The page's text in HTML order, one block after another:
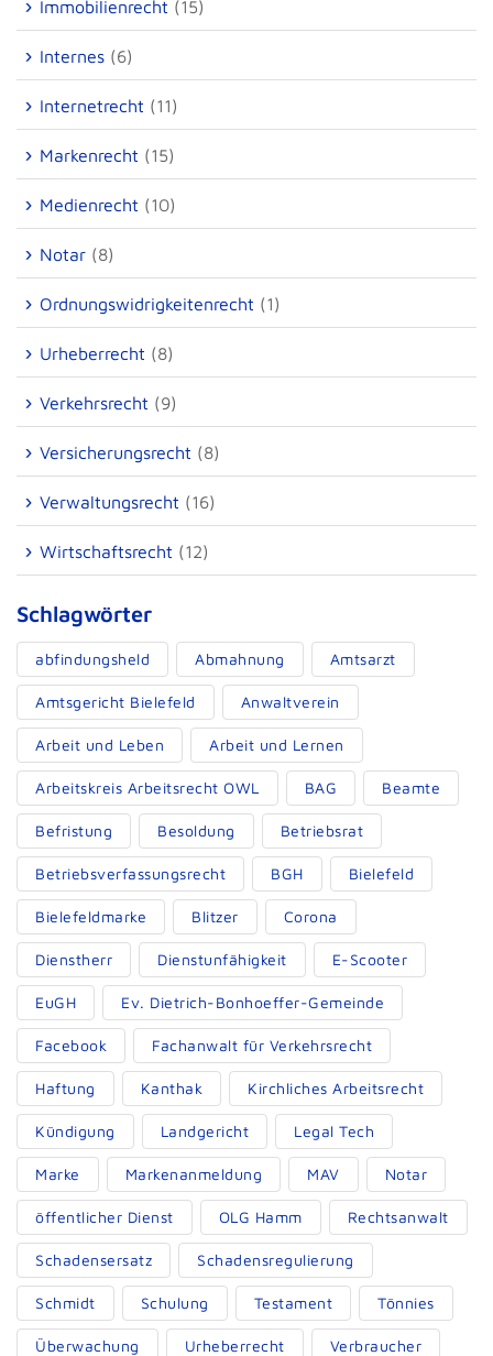
Immobilienrecht (15)
Internes (6)
Internetrecht (11)
Markenrecht (15)
Medienrecht (10)
Notar (8)
Ordnungswidrigkeitenrecht (1)
Urheberrecht (8)
Verkehrsrecht (9)
Versicherungsrecht (8)
Verwaltungsrecht (16)
Wirtschaftsrecht (12)
Schlagwörter
abfindungsheld Abmahnung Amtsarzt
Amtsgericht Bielefeld Anwaltverein
Arbeit und Leben Arbeit und Lernen
Arbeitskreis Arbeitsrecht OWL BAG Beamte
Befristung Besoldung Betriebsrat
Betriebsverfassungsrecht BGH Bielefeld
Bielefeldmarke Blitzer Corona
Dienstherr Dienstunfähigkeit E-Scooter
EuGH Ev. Dietrich-Bonhoeffer-Gemeinde
Facebook Fachanwalt für Verkehrsrecht
Haftung Kanthak Kirchliches Arbeitsrecht
Kündigung Landgericht Legal Tech
Marke Markenanmeldung MAV Notar
öffentlicher Dienst OLG Hamm Rechtsanwalt
Schadensersatz Schadensregulierung
Schmidt Schulung Testament Tönnies
Überwachung Urheberrecht Verbraucher